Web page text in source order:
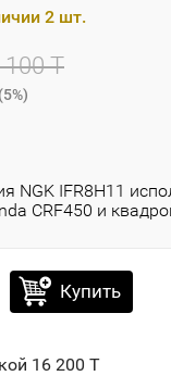
2 шт.
100 T
(5%)
NGK IFR8H11
CRF450 и
Купить
16 200 T